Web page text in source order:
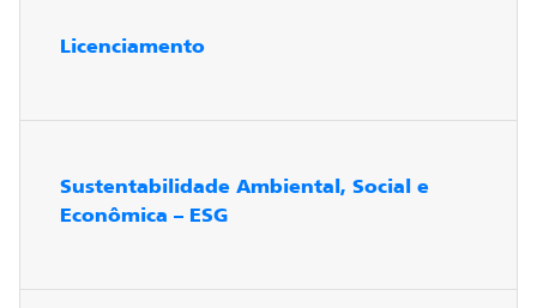
Licenciamento
Sustentabilidade Ambiental, Social e
Econômica – ESG